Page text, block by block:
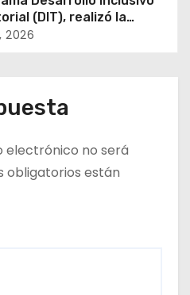
(DIT), realizó la
de Cajas de Regulación
2026
electrónico no será
obligatorios están